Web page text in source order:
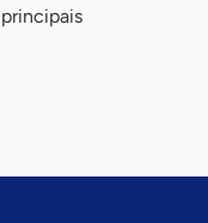
principais